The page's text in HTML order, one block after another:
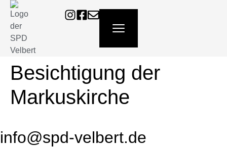
content
Besichtigung der
Markuskirche
info@spd-velbert.de